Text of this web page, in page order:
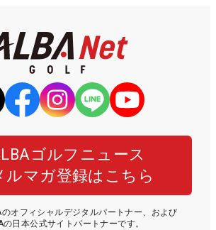
ゴルフニュース
ルマガ登録はこちら
オフィシャルデジタルパートナー、および
の日本公式サイトパートナーです。